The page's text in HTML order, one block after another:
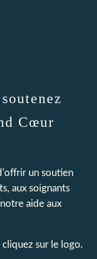
Cœur
un soutien
aux soignants
aide aux
sur le logo.